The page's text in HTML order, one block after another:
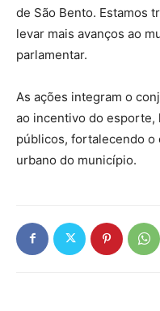
de São Bento. Estamos
levar mais avanços ao
parlamentar.
As ações integram o
ao incentivo do esporte,
públicos, fortalecendo o
urbano do município.